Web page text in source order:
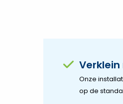
Verklein
Onze
op de